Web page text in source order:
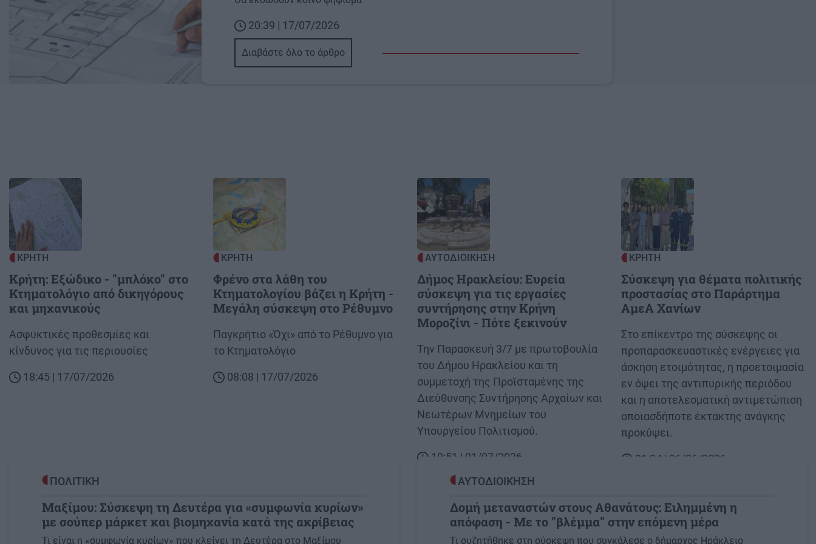
20:39 | 17/07/2026
Διαβάστε όλο το άρθρο
Image
ΚΡΗΤΗ
Κρήτη: Εξώδικο - "μπλόκο" στο
Κτηματολόγιο από δικηγόρους
και μηχανικούς
Body
Ασφυκτικές προθεσμίες και
κίνδυνος για τις περιουσίες
18:45 | 17/07/2026
Image
ΚΡΗΤΗ
Φρένο στα λάθη του
Κτηματολογίου βάζει η Κρήτη -
Μεγάλη σύσκεψη στο Ρέθυμνο
Body
Παγκρήτιο «Όχι» από το Ρέθυμνο για
το Κτηματολόγιο
08:08 | 17/07/2026
Image
ΑΥΤΟΔΙΟΙΚΗΣΗ
Δήμος Ηρακλείου: Ευρεία
σύσκεψη για τις εργασίες
συντήρησης στην Κρήνη
Μοροζίνι - Πότε ξεκινούν
Body
Την Παρασκευή 3/7 με πρωτοβουλία
του Δήμου Ηρακλείου και τη
συμμετοχή της Προϊσταμένης της
Διεύθυνσης Συντήρησης Αρχαίων και
Νεωτέρων Μνημείων του
Υπουργείου Πολιτισμού.
10:51 | 01/07/2026
Image
ΚΡΗΤΗ
Σύσκεψη για θέματα πολιτικής
προστασίας στο Παράρτημα
ΑμεΑ Χανίων
Body
Στο επίκεντρο της σύσκεψης οι
προπαρασκευαστικές ενέργειες για
άσκηση ετοιμότητας, η προετοιμασία
εν όψει της αντιπυρικής περιόδου
και η αποτελεσματική αντιμετώπιση
οποιασδήποτε έκτακτης ανάγκης
προκύψει.
21:24 | 26/06/2026
ΠΟΛΙΤΙΚΗ
Μαξίμου: Σύσκεψη τη Δευτέρα για «συμφωνία κυρίων»
με σούπερ μάρκετ και βιομηχανία κατά της ακρίβειας
Τι είναι η «συμφωνία κυρίων» που κλείνει τη Δευτέρα στο Μαξίμου
ΑΥΤΟΔΙΟΙΚΗΣΗ
Δομή μεταναστών στους Αθανάτους: Ειλημμένη η
απόφαση - Με το "βλέμμα" στην επόμενη μέρα
Τι συζητήθηκε στη σύσκεψη που συγκάλεσε ο δήμαρχος Ηράκλειο